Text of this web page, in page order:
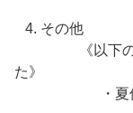
4. その他
《以下の事項
た》
・夏休み以